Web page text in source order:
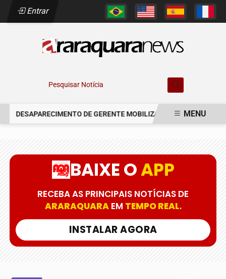
Entrar
Pesquisar Notícia
DESAPARECIMENTO DE GERENTE MOBILIZA AUTORIDADES EM
MENU
BAIXE OAPP
RECEBA AS PRINCIPAIS NOTÍCIAS DE
ARARAQUARAEM TEMPO REAL.
INSTALAR AGORA